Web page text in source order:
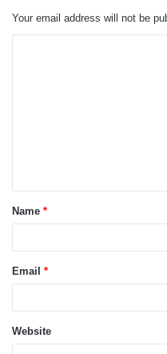
Your email address will not be
t
*Name *
Email *
Website